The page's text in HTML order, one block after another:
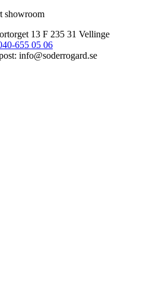
showroom
13 F 235 31 Vellinge
655 05 06
info@soderrogard.se